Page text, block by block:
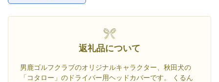
返礼品について
男鹿ゴルフクラブのオリジナルキャラクター、秋田犬の
「コタロー」のドライバー用ヘッドカバーです。 くるん